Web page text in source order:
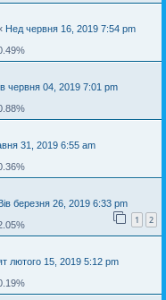
Нед червня 16, 2019 7:54 pm
червня 04, 2019 7:01 pm
31, 2019 6:55 am
березня 26, 2019 6:33 pm
1 2
лютого 15, 2019 5:12 pm